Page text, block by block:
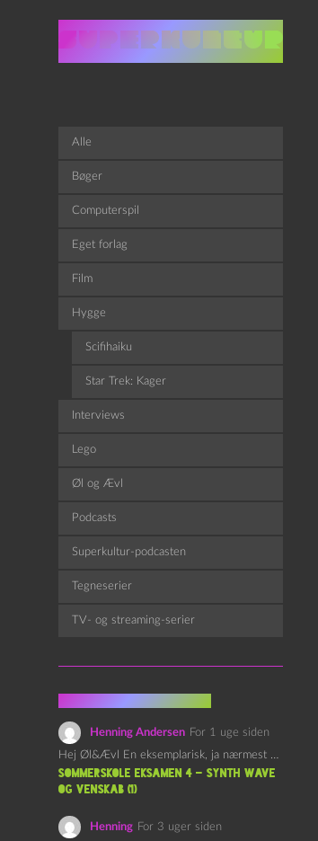
Alle
Bøger
Computerspil
Eget forlag
Film
Hygge
Scifihaiku
Star Trek: Kager
Interviews
Lego
Øl og Ævl
Podcasts
Superkultur-podcasten
Tegneserier
TV- og streaming-serier
Henning Andersen For 1 uge siden
Hej Øl&Ævl En eksemplarisk, ja nærmest yndefuld, afslutning på SOMMERSKOLEN.…
Sommerskole Eksamen 4 – Synth Wave
og Venskab (1)
Henning For 3 uger siden